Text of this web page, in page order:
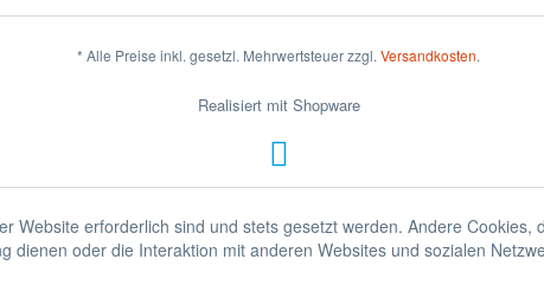
* Alle Preise inkl. gesetzl. Mehrwertsteuer zzgl. Versandkosten.
Realisiert mit Shopware
Website erforderlich sind und stets gesetzt werden. Andere Cookies,
dienen oder die Interaktion mit anderen Websites und sozialen